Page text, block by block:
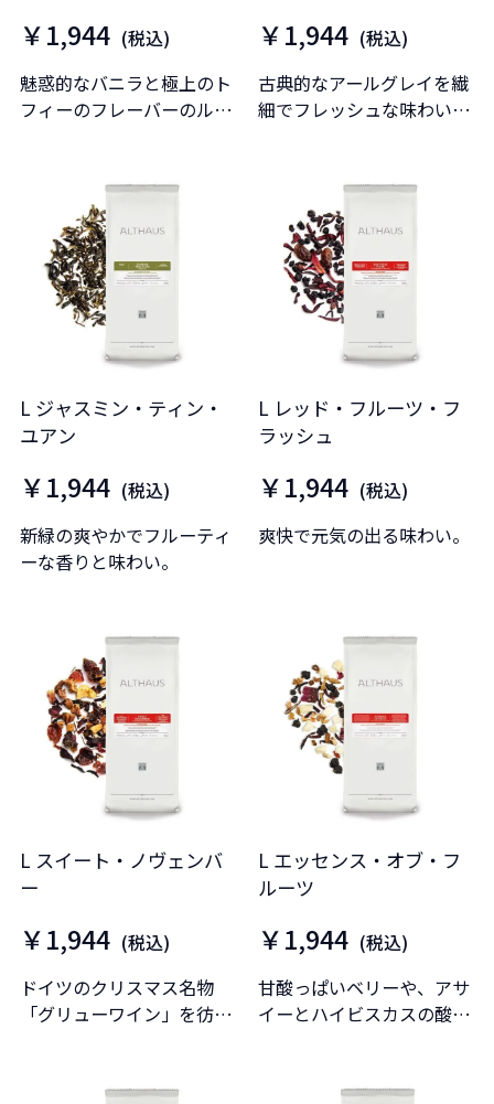
￥1,944 (税込)
魅惑的なバニラと極上のト
フィーのフレーバーのルイ
￥1,944 (税込)
古典的なアールグレイを繊
細でフレッシュな味わいに
L ジャスミン・ティン・
ユアン
￥1,944 (税込)
新緑の爽やかでフルーティ
ーな香りと味わい。
L レッド・フルーツ・フ
ラッシュ
￥1,944 (税込)
爽快で元気の出る味わい。
L スイート・ノヴェンバ
ー
￥1,944 (税込)
ドイツのクリスマス名物
「グリューワイン」を彷彿
L エッセンス・オブ・フ
ルーツ
￥1,944 (税込)
甘酸っぱいベリーや、アサ
イーとハイビスカスの酸味